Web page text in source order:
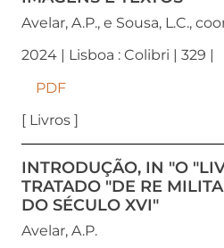
Avelar, A.P., e Sousa, L.C.,
2024 | Lisboa : Colibri | 329 |
PDF
[ Livros ]
INTRODUÇÃO, IN "O
TRATADO "DE RE
DO SÉCULO XVI"
Avelar, A.P.